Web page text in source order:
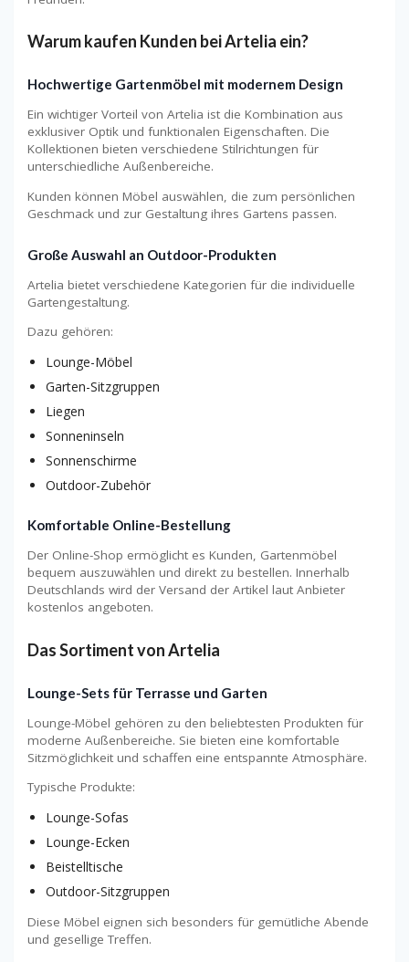
Warum kaufen Kunden bei Artelia ein?
Hochwertige Gartenmöbel mit modernem Design
Ein wichtiger Vorteil von Artelia ist die Kombination aus
exklusiver Optik und funktionalen Eigenschaften. Die
Kollektionen bieten verschiedene Stilrichtungen für
unterschiedliche Außenbereiche.
Kunden können Möbel auswählen, die zum persönlichen
Geschmack und zur Gestaltung ihres Gartens passen.
Große Auswahl an Outdoor-Produkten
Artelia bietet verschiedene Kategorien für die individuelle
Gartengestaltung.
Dazu gehören:
Lounge-Möbel
Garten-Sitzgruppen
Liegen
Sonneninseln
Sonnenschirme
Outdoor-Zubehör
Komfortable Online-Bestellung
Der Online-Shop ermöglicht es Kunden, Gartenmöbel
bequem auszuwählen und direkt zu bestellen. Innerhalb
Deutschlands wird der Versand der Artikel laut Anbieter
kostenlos angeboten.
Das Sortiment von Artelia
Lounge-Sets für Terrasse und Garten
Lounge-Möbel gehören zu den beliebtesten Produkten für
moderne Außenbereiche. Sie bieten eine komfortable
Sitzmöglichkeit und schaffen eine entspannte Atmosphäre.
Typische Produkte:
Lounge-Sofas
Lounge-Ecken
Beistelltische
Outdoor-Sitzgruppen
Diese Möbel eignen sich besonders für gemütliche Abende
und gesellige Treffen.